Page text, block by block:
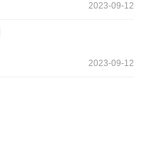
2023-09-12
2023-09-12